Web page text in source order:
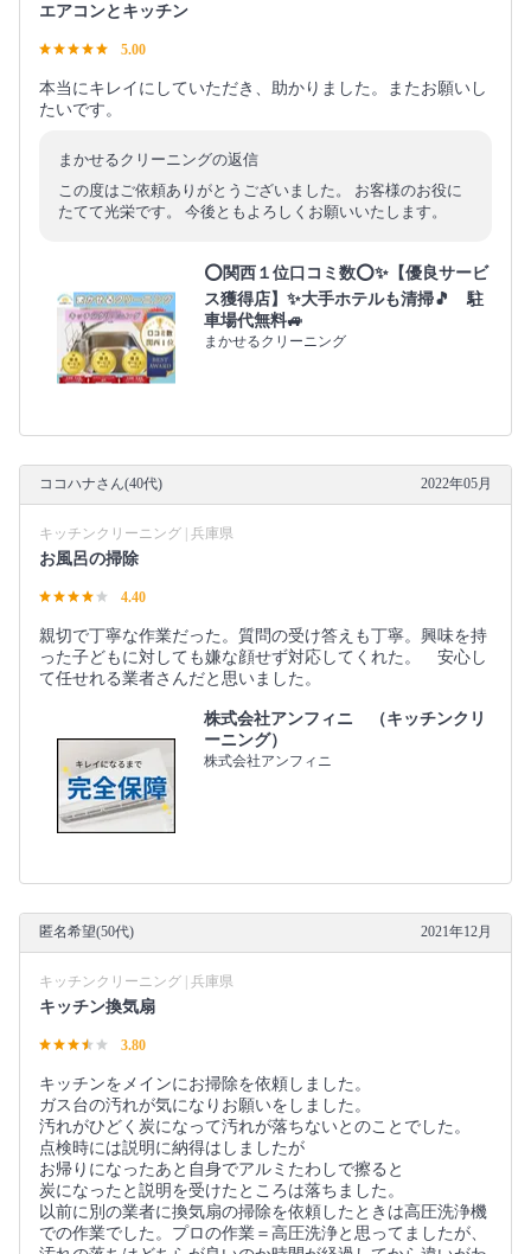
エアコンとキッチン
5.00
本当にキレイにしていただき、助かりました。またお願いし
たいです。
まかせるクリーニングの返信
この度はご依頼ありがとうございました。 お客様のお役に
たてて光栄です。 今後ともよろしくお願いいたします。
⭕関西１位口コミ数⭕✨【優良サービ
ス獲得店】✨大手ホテルも清掃🎵 駐
車場代無料🚙
まかせるクリーニング
ココハナさん(40代) 2022年05月
キッチンクリーニング | 兵庫県
お風呂の掃除
4.40
親切で丁寧な作業だった。質問の受け答えも丁寧。興味を持
った子どもに対しても嫌な顔せず対応してくれた。 安心し
て任せれる業者さんだと思いました。
株式会社アンフィニ （キッチンクリ
ーニング）
株式会社アンフィニ
匿名希望(50代) 2021年12月
キッチンクリーニング | 兵庫県
キッチン換気扇
3.80
キッチンをメインにお掃除を依頼しました。
ガス台の汚れが気になりお願いをしました。
汚れがひどく炭になって汚れが落ちないとのことでした。
点検時には説明に納得はしましたが
お帰りになったあと自身でアルミたわしで擦ると
炭になったと説明を受けたところは落ちました。
以前に別の業者に換気扇の掃除を依頼したときは高圧洗浄機
での作業でした。プロの作業＝高圧洗浄と思ってましたが、